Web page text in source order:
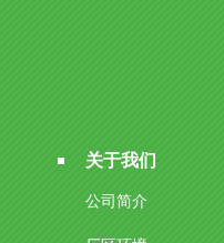
关于我们
公司简介